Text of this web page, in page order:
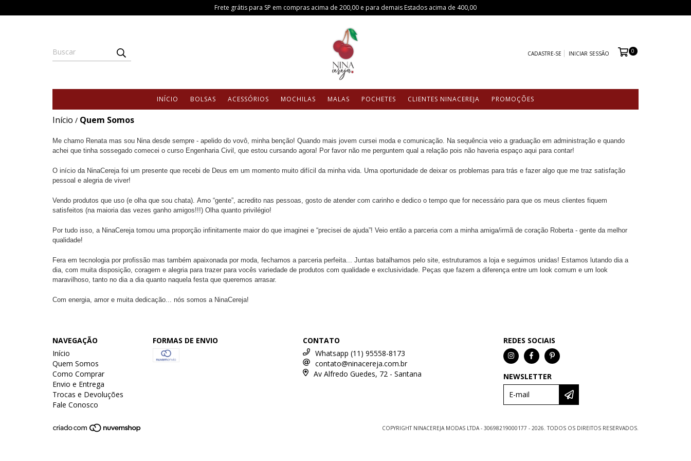
Frete grátis para SP em compras acima de 200,00 e para demais Estados acima de 400,00
CADASTRE-SE INICIAR SESSÃO 0
INÍCIO BOLSAS ACESSÓRIOS MOCHILAS MALAS POCHETES CLIENTES NINACEREJA PROMOÇÕES
Início / Quem Somos
Me chamo Renata mas sou Nina desde sempre - apelido do vovô, minha benção! Quando mais jovem cursei moda e comunicação. Na sequência veio a graduação em administração e quando
achei que tinha sossegado comecei o curso Engenharia Civil, que estou cursando agora! Por favor não me perguntem qual a relação pois não haveria espaço aqui para contar!
O início da NinaCereja foi um presente que recebi de Deus em um momento muito difícil da minha vida. Uma oportunidade de deixar os problemas para trás e fazer algo que me traz satisfação
pessoal e alegria de viver!
Vendo produtos que uso (e olha que sou chata). Amo “gente”, acredito nas pessoas, gosto de atender com carinho e dedico o tempo que for necessário para que os meus clientes fiquem
satisfeitos (na maioria das vezes ganho amigos!!!) Olha quanto privilégio!
Por tudo isso, a NinaCereja tomou uma proporção infinitamente maior do que imaginei e “precisei de ajuda”! Veio então a parceria com a minha amiga/irmã de coração Roberta - gente da melhor
qualidade!
Fera em tecnologia por profissão mas também apaixonada por moda, fechamos a parceria perfeita... Juntas batalhamos pelo site, estruturamos a loja e seguimos unidas! Estamos lutando dia a
dia, com muita disposição, coragem e alegria para trazer para vocês variedade de produtos com qualidade e exclusividade. Peças que fazem a diferença entre um look comum e um look
maravilhoso, tanto no dia a dia quanto naquela festa que queremos arrasar.
Com energia, amor e muita dedicação... nós somos a NinaCereja!
NAVEGAÇÃO
Início
Quem Somos
Como Comprar
Envio e Entrega
Trocas e Devoluções
Fale Conosco
FORMAS DE ENVIO
CONTATO
Whatsapp (11) 95558-8173
contato@ninacereja.com.br
Av Alfredo Guedes, 72 - Santana
REDES SOCIAIS
NEWSLETTER
COPYRIGHT NINACEREJA MODAS LTDA - 30698219000177 - 2026. TODOS OS DIREITOS RESERVADOS.